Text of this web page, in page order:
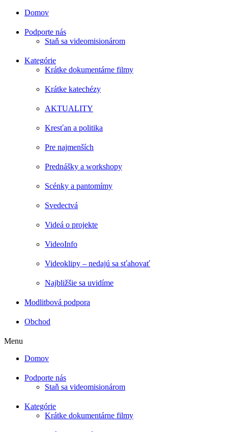
Domov
Podporte nás
Staň sa videomisionárom
Kategórie
Krátke dokumentárne filmy
Krátke katechézy
AKTUALITY
Kresťan a politika
Pre najmenších
Prednášky a workshopy
Scénky a pantomímy
Svedectvá
Videá o projekte
VideoInfo
Videoklipy – nedajú sa sťahovať
Najbližšie sa uvidíme
Modlitbová podpora
Obchod
Menu
Domov
Podporte nás
Staň sa videomisionárom
Kategórie
Krátke dokumentárne filmy